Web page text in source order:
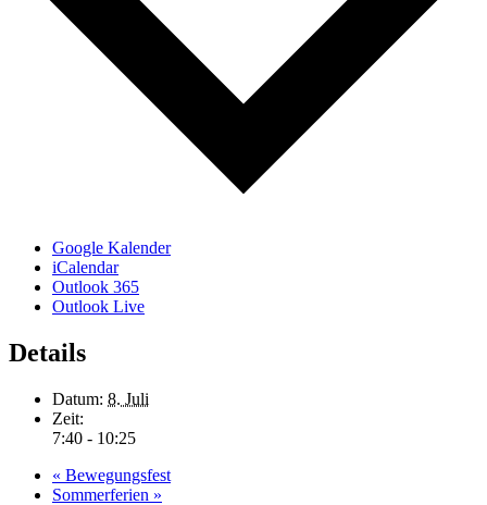
Google Kalender
iCalendar
Outlook 365
Outlook Live
Details
Datum: 8. Juli
Zeit:
7:40 - 10:25
« Bewegungsfest
Sommerferien »